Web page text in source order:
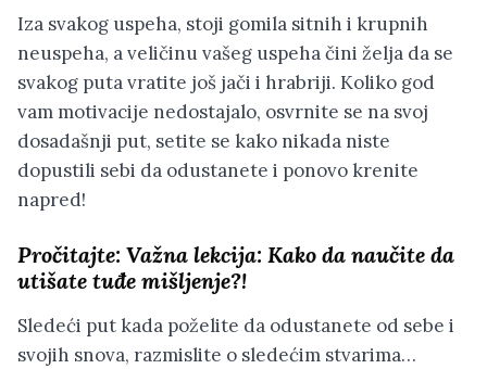
Iza svakog uspeha, stoji gomila sitnih i krupnih
neuspeha, a veličinu vašeg uspeha čini želja da se
svakog puta vratite još jači i hrabriji. Koliko god
vam motivacije nedostajalo, osvrnite se na svoj
dosadašnji put, setite se kako nikada niste
dopustili sebi da odustanete i ponovo krenite
napred!
Pročitajte: Važna lekcija: Kako da naučite da
utišate tuđe mišljenje?!
Sledeći put kada poželite da odustanete od sebe i
svojih snova, razmislite o sledećim stvarima…